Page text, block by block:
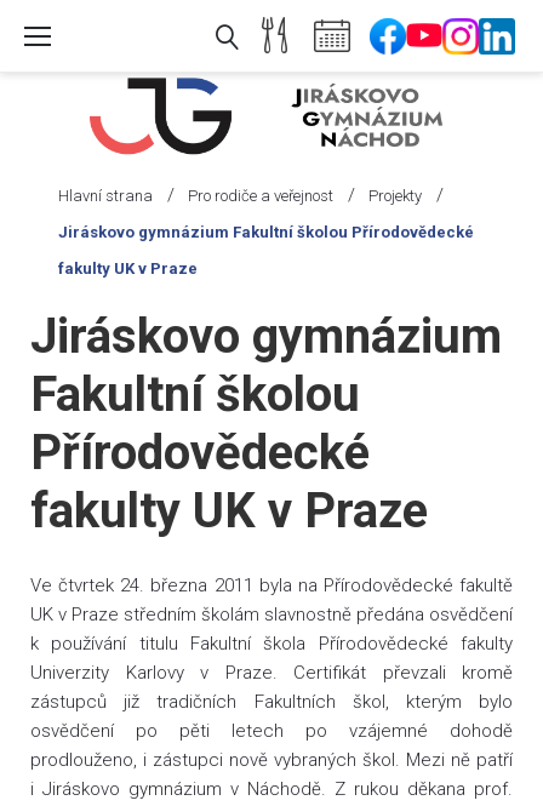
Hlavní strana / Pro rodiče a veřejnost / Projekty /
Jiráskovo gymnázium Fakultní školou Přírodovědecké
fakulty UK v Praze
Jiráskovo gymnázium
Fakultní školou
Přírodovědecké
fakulty UK v Praze
Ve čtvrtek 24. března 2011 byla na Přírodovědecké fakultě
UK v Praze středním školám slavnostně předána osvědčení
k používání titulu Fakultní škola Přírodovědecké fakulty
Univerzity Karlovy v Praze. Certifikát převzali kromě
zástupců již tradičních Fakultních škol, kterým bylo
osvědčení po pěti letech po vzájemné dohodě
prodlouženo, i zástupci nově vybraných škol. Mezi ně patří
i Jiráskovo gymnázium v Náchodě. Z rukou děkana prof.